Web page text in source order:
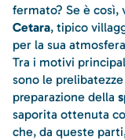
fermato? Se è così,
Cetara, tipico
per la sua
Tra i motivi
sono le
preparazione della
saporita ottenuta
che, da queste